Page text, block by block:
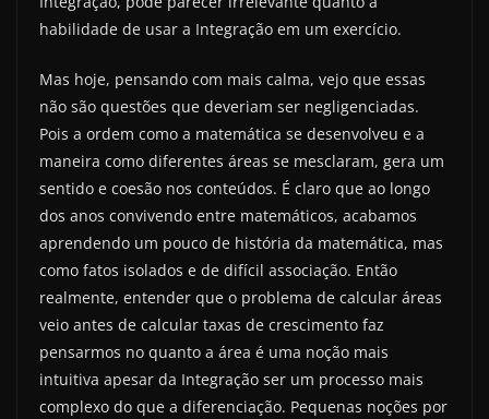
habilidade de usar a Integração em um exercício.
Mas hoje, pensando com mais calma, vejo que essas
não são questões que deveriam ser negligenciadas.
Pois a ordem como a matemática se desenvolveu e a
maneira como diferentes áreas se mesclaram, gera um
sentido e coesão nos conteúdos. É claro que ao longo
dos anos convivendo entre matemáticos, acabamos
aprendendo um pouco de história da matemática, mas
como fatos isolados e de difícil associação. Então
realmente, entender que o problema de calcular áreas
veio antes de calcular taxas de crescimento faz
pensarmos no quanto a área é uma noção mais
intuitiva apesar da Integração ser um processo mais
complexo do que a diferenciação. Pequenas noções por